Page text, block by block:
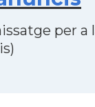
per a